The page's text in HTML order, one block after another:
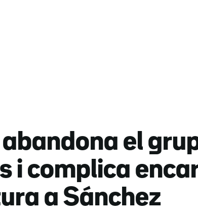
abandona el
i complica
a Sánchez